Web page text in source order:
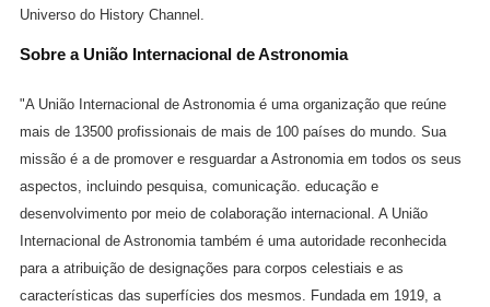
Universo do History Channel.
Sobre a União Internacional de Astronomia
"A União Internacional de Astronomia é uma organização que reúne
mais de 13500 profissionais de mais de 100 países do mundo. Sua
missão é a de promover e resguardar a Astronomia em todos os seus
aspectos, incluindo pesquisa, comunicação. educação e
desenvolvimento por meio de colaboração internacional. A União
Internacional de Astronomia também é uma autoridade reconhecida
para a atribuição de designações para corpos celestiais e as
características das superfícies dos mesmos. Fundada em 1919, a